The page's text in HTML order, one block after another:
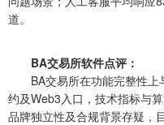
道。
BA交易所软件点评：
BA交易所在功能完整性上
约及Web3入口，技术指标与
品牌独立性及合规背景存疑，